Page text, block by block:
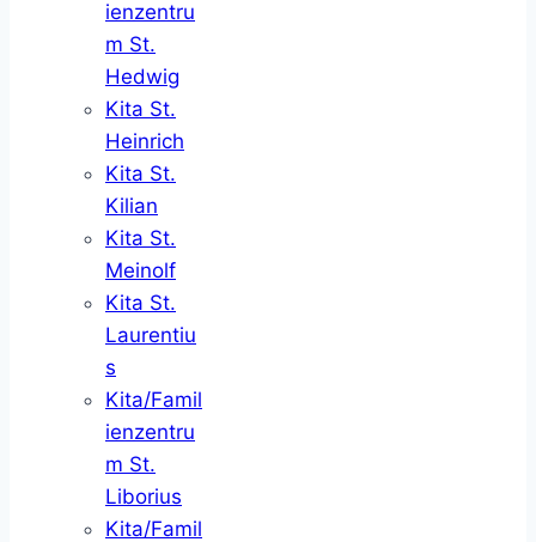
ienzentru
m St.
Hedwig
Kita St.
Heinrich
Kita St.
Kilian
Kita St.
Meinolf
Kita St.
Laurentiu
s
Kita/Famil
ienzentru
m St.
Liborius
Kita/Famil